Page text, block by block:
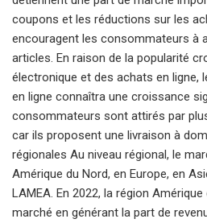
coupons et les réductions sur les
encouragent les consommateurs à
articles. En raison de la popularité
électronique et des achats en ligne,
en ligne connaîtra une croissance
consommateurs sont attirés par
car ils proposent une livraison à
régionales Au niveau régional, le
Amérique du Nord, en Europe, en
LAMEA. En 2022, la région
marché en générant la part de